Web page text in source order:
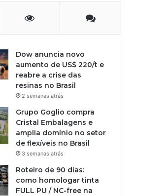
Dow anuncia novo
aumento de US$ 220/t e
reabre a crise das
resinas no Brasil
2 semanas atrás
Grupo Goglio compra
Cristal Embalagens e
amplia domínio no setor
de flexíveis no Brasil
3 semanas atrás
Roteiro de 90 dias:
como homologar tinta
FULL PU / NC-free na